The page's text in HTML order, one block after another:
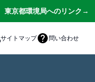
東京都環境局へのリンク→
サイトマップ 問い合わせ